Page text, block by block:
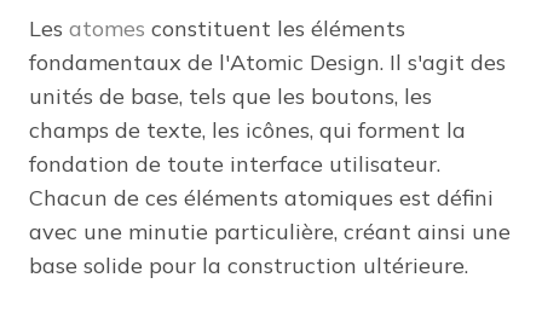
Les atomes constituent les éléments
fondamentaux de l'Atomic Design. Il s'agit des
unités de base, tels que les boutons, les
champs de texte, les icônes, qui forment la
fondation de toute interface utilisateur.
Chacun de ces éléments atomiques est défini
avec une minutie particulière, créant ainsi une
base solide pour la construction ultérieure.